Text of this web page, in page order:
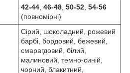
42-44 46-48 50-52 54-56
(повномірні)
Сірий, шоколадний, рожевий
барбі, бордовий, бежевий,
смарагдовий, білий,
малиновий, темно-синій,
чорний, блакитний,